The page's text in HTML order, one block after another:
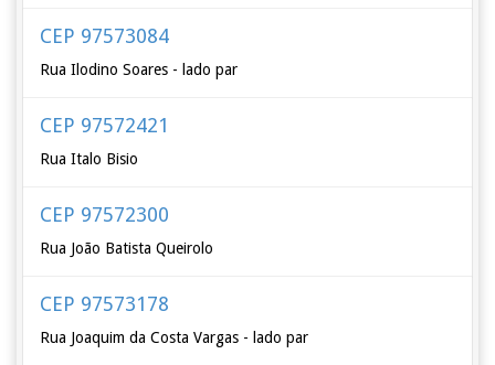
CEP 97573084
Rua Ilodino Soares - lado par
CEP 97572421
Rua Italo Bisio
CEP 97572300
Rua João Batista Queirolo
CEP 97573178
Rua Joaquim da Costa Vargas - lado par